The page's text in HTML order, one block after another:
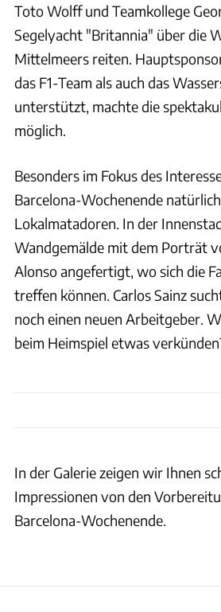
Toto Wolff und Teamkollege
Segelyacht "Britannia" über die
Mittelmeers reiten.
das F1-Team als auch das
unterstützt, machte die
möglich.
Besonders im Fokus des
Barcelona-Wochenende
Lokalmatadoren. In der
Wandgemälde mit dem Porträt
Alonso angefertigt, wo sich die
treffen können. Carlos Sainz
noch einen neuen Arbeitgeber.
beim Heimspiel etwas
In der Galerie zeigen wir Ihnen
Impressionen von den
Barcelona-Wochenende.